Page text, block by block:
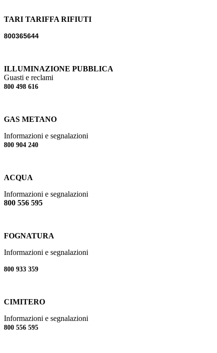
TARI TARIFFA RIFIUTI
800365644
ILLUMINAZIONE PUBBLICA
Guasti e reclami
800 498 616
GAS METANO
Informazioni e segnalazioni
800 904 240
ACQUA
Informazioni e segnalazioni
800 556 595
FOGNATURA
Informazioni e segnalazioni
800 933 359
CIMITERO
Informazioni e segnalazioni
800 556 595